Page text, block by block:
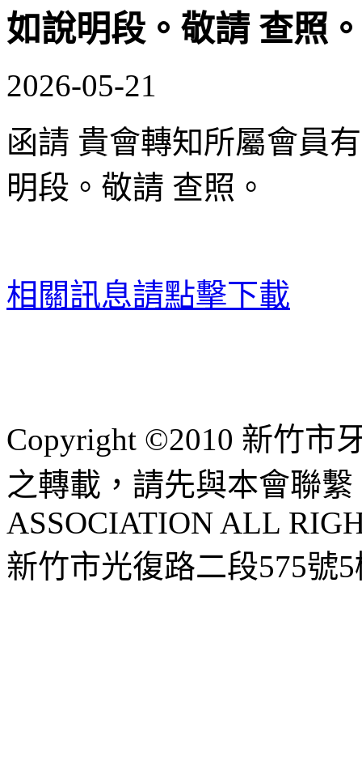
如說明段。敬請 查照。
2026-05-21
函請 貴會轉知所屬會員
明段。敬請 查照。
相關訊息請點擊下載
Copyright ©2010 新竹市
之轉載，請先與本會聯
ASSOCIATION ALL
新竹市光復路二段575號